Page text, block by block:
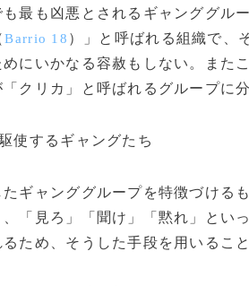
最も凶悪とされるギャンググル
Barrio 18 ）」と呼ばれる組織で、
めにいかなる容赦もしない。また
クリカ」と呼ばれるグループに
使するギャングたち
ギャンググループを特徴づける
、「見ろ」「聞け」「黙れ」とい
ため、そうした手段を用いるこ